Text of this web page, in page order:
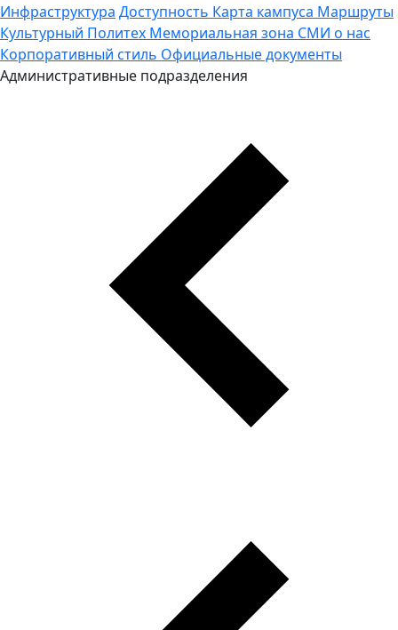
Инфраструктура Доступность Карта кампуса Маршруты
Культурный Политех Мемориальная зона СМИ о нас
Корпоративный стиль Официальные документы
Административные подразделения